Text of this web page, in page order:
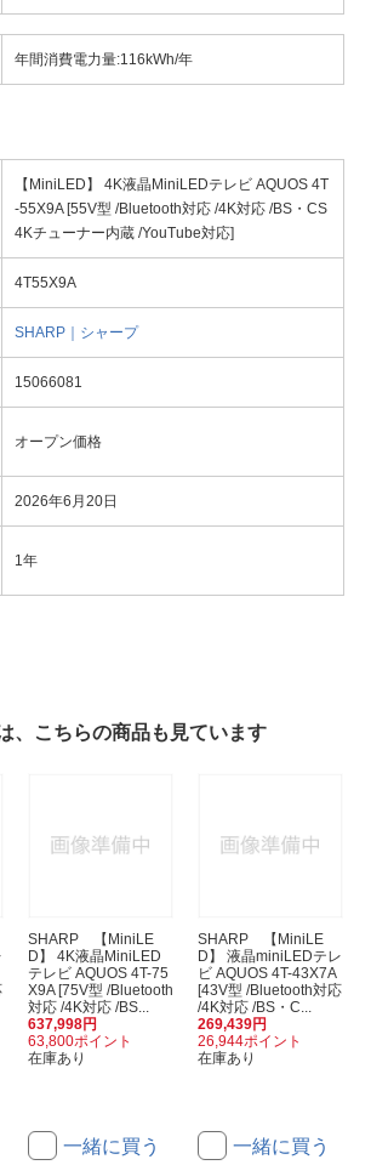
年間消費電力量:116kWh/年
【MiniLED】 4K液晶MiniLEDテレビ AQUOS 4T
-55X9A [55V型 /Bluetooth対応 /4K対応 /BS・CS
4Kチューナー内蔵 /YouTube対応]
4T55X9A
SHARP｜シャープ
15066081
オープン価格
2026年6月20日
1年
、こちらの商品も見ています
SHARP 【MiniLE
D】 4K液晶MiniLED
テレビ AQUOS 4T-75
X9A [75V型 /Bluetooth
対応 /4K対応 /BS...
637,998円
63,800ポイント
在庫あり
一緒に買う
SHARP 【MiniLE
D】 液晶miniLEDテレ
ビ AQUOS 4T-43X7A
[43V型 /Bluetooth対応
/4K対応 /BS・C...
269,439円
26,944ポイント
在庫あり
一緒に買う